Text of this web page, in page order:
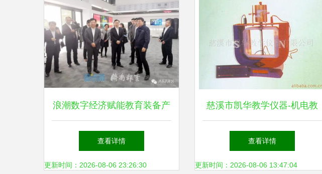
浪潮数字经济赋能教育装备产
业调研 郑德雁强调教学仪器
智能化转型
查看详情
更新时间：2026-08-06 23:26:30
慈溪市凯华教学仪器-机电教
学器材产品大全
查看详情
更新时间：2026-08-06 13:47:04